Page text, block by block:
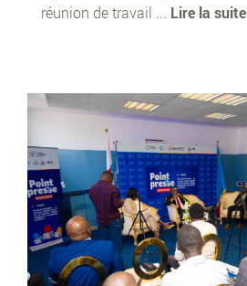
réunion de travail ... Lire la suite